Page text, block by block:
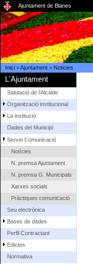
Ajuntament de Blanes
Inici>Ajuntament> Noticies
L'Ajuntament
Salutació de l'Alcalde
Organització institucional
La institució
Dades del Municipi
Servei Comunicació
Notícies
N. premsa Ajuntament
N. premsa G. Municipals
Xarxes socials
Pràctiques comunicació
Seu electrònica
Bases de dades
Perfil Contractant
Edictes
Normativa